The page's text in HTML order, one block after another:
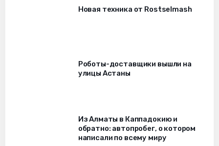
Новая техника от Rostselmash
Роботы-доставщики вышли на
улицы Астаны
Из Алматы в Каппадокию и
обратно: автопробег, о котором
написали по всему миру